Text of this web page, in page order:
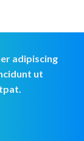
adipiscing
ut